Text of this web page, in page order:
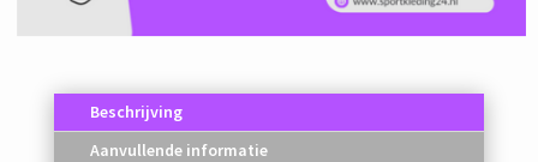
Beschrijving
Aanvullende informatie